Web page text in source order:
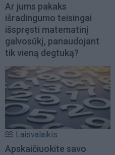
Ar jums pakaks
išradingumo teisingai
išspręsti matematinį
galvosūkį, panaudojant
tik vieną degtuką?
Laisvalaikis
Apskaičiuokite savo